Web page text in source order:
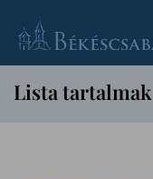
Lista tartalmak